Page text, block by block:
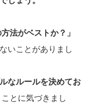
方法がベストか？」
いことがありまし
ルなルールを決めてお
ことに気づきまし